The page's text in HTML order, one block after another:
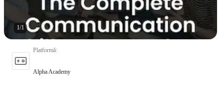
1/1
Platformă:
Alpha Academy